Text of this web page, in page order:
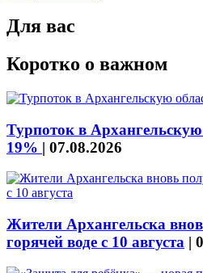
Для вас
Коротко о важном
Турпоток в
19% | 07.08.2026
Жители Архангельска
горячей воде с 10 августа |